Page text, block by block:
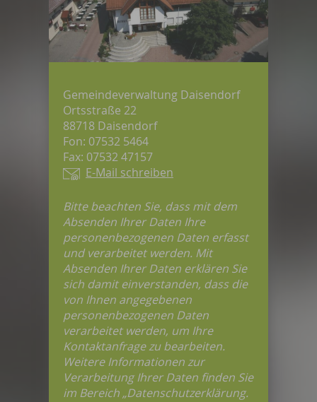
Gemeindeverwaltung Daisendorf
Ortsstraße 22
88718 Daisendorf
Fon: 07532 5464
Fax: 07532 47157
E-Mail schreiben
Bitte beachten Sie, dass mit dem
Absenden Ihrer Daten Ihre
personenbezogenen Daten erfasst
und verarbeitet werden. Mit
Absenden Ihrer Daten erklären Sie
sich damit einverstanden, dass die
von Ihnen angegebenen
personenbezogenen Daten
verarbeitet werden, um Ihre
Kontaktanfrage zu bearbeiten.
Weitere Informationen zur
Verarbeitung Ihrer Daten finden Sie
im Bereich „Datenschutzerklärung.